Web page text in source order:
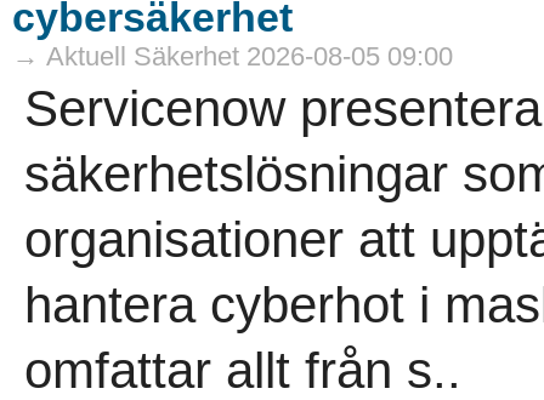
cybersäkerhet
→ Aktuell Säkerhet 2026-08-05 09:00
Servicenow
säkerhetslösningar
organisationer att
hantera cyberhot i
omfattar allt från s..